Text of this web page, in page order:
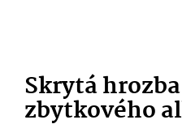
Skrytá
zbytkového